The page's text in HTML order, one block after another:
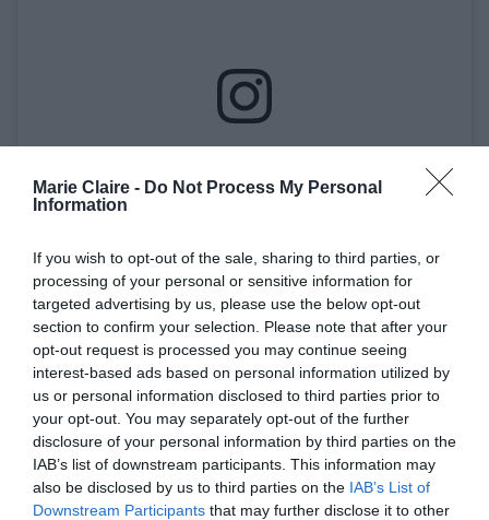
Marie Claire - Do Not Process My Personal
Information
If you wish to opt-out of the sale, sharing to third parties, or
processing of your personal or sensitive information for
targeted advertising by us, please use the below opt-out
section to confirm your selection. Please note that after your
opt-out request is processed you may continue seeing
interest-based ads based on personal information utilized by
us or personal information disclosed to third parties prior to
your opt-out. You may separately opt-out of the further
disclosure of your personal information by third parties on the
IAB’s list of downstream participants. This information may
also be disclosed by us to third parties on the IAB’s List of
Downstream Participants that may further disclose it to other
Η δημοσίευση κοινοποιήθηκε από το χρήστη Victoria Beckham (@victoriabeckham)
Μπορείς να αλλάξεις κατεύθυνση